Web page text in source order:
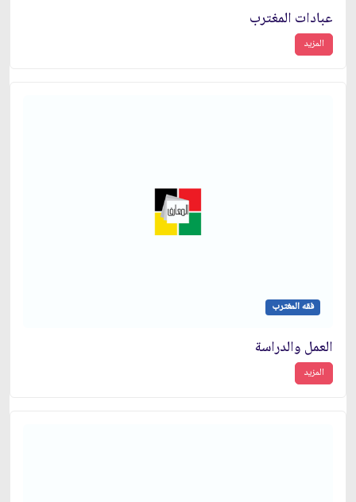
عبادات المغترب
المزيد
فقه المغترب
العمل والدراسة
المزيد